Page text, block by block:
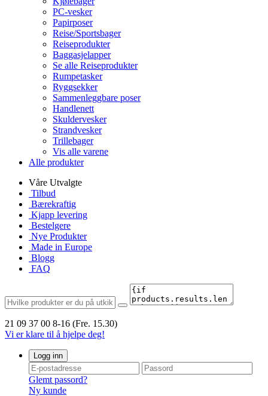
PC-vesker
Papirposer
Reise/Sportsbager
Reiseprodukter
Baggasjelapper
Se alle Reiseprodukter
Rumpetasker
Ryggsekker
Sammenleggbare poser
Handlenett
Skuldervesker
Strandvesker
Trillebager
Vis alle varene
Alle produkter
Våre Utvalgte
Tilbud
Bærekraftig
Kjapp levering
Bestelgere
Nye Produkter
Made in Europe
Blogg
FAQ
21 09 37 00 8-16 (Fre. 15.30)
Vi er klare til å hjelpe deg!
Logg inn
Glemt passord?
Ny kunde